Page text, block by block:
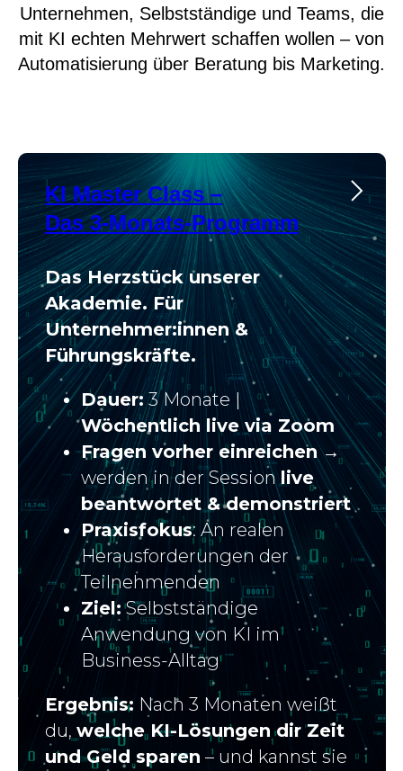
Unternehmen, Selbstständige und Teams, die
mit KI echten Mehrwert schaffen wollen – von
Automatisierung über Beratung bis Marketing.
KI Master Class –
Das 3-Monats-Programm
Das Herzstück unserer
Akademie. Für
Unternehmer:innen &
Führungskräfte.
Dauer:3 Monate |
Wöchentlich live via Zoom
Fragen vorher einreichen→
werden in der Sessionlive
beantwortet & demonstriert
Praxisfokus: An realen
Herausforderungen der
Teilnehmenden
Ziel:Selbstständige
Anwendung von KI im
Business-Alltag
Ergebnis: Nach 3 Monaten weißt
du, welche KI-Lösungen dir Zeit
und Geld sparen – und kannst sie